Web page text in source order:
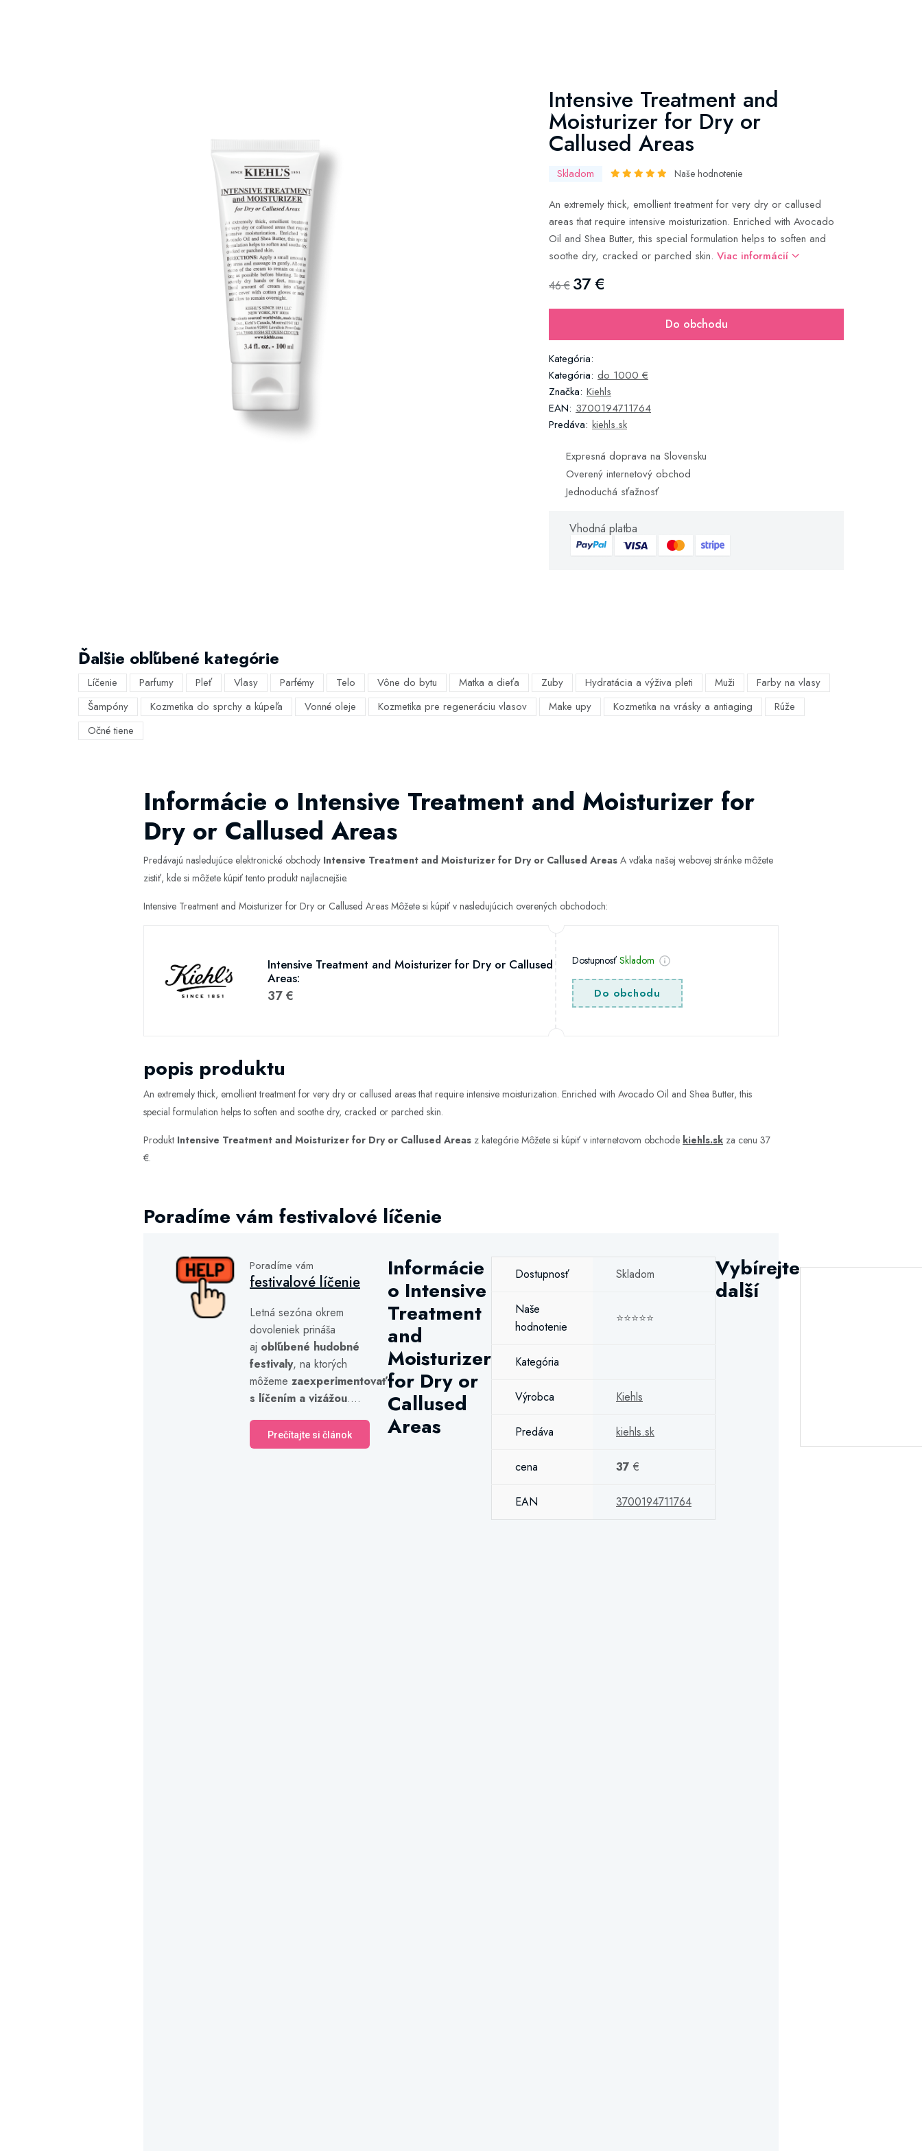
Intensive Treatment and
Moisturizer for Dry or
Callused Areas
Skladom Naše hodnotenie
An extremely thick, emollient treatment for very dry or callused
areas that require intensive moisturization. Enriched with Avocado
Oil and Shea Butter, this special formulation helps to soften and
soothe dry, cracked or parched skin. Viac informácií
46 € 37 €
Do obchodu
Kategória:
Kategória: do 1000 €
Značka: Kiehls
EAN: 3700194711764
Predáva: kiehls.sk
Expresná doprava na Slovensku
Overený internetový obchod
Jednoduchá sťažnosť
Vhodná platba
Ďalšie obľúbené kategórie
Líčenie Parfumy Pleť Vlasy Parfémy Telo Vône do bytu Matka a dieťa Zuby Hydratácia a výživa pleti Muži
Farby na vlasy
Šampóny
Kozmetika do sprchy a kúpeľa Vonné oleje Kozmetika pre regeneráciu vlasov Make upy Kozmetika na vrásky a antiaging
Rúže
Očné tiene
Informácie o Intensive Treatment and Moisturizer for
Dry or Callused Areas
Predávajú nasledujúce elektronické obchody Intensive Treatment and Moisturizer for Dry or Callused Areas A vďaka našej webovej stránke môžete
zistiť, kde si môžete kúpiť tento produkt najlacnejšie.
Intensive Treatment and Moisturizer for Dry or Callused Areas Môžete si kúpiť v nasledujúcich overených obchodoch:
Intensive Treatment and Moisturizer for Dry or Callused
Areas:
37 €
DostupnosťSkladom
Do obchodu
popis produktu
An extremely thick, emollient treatment for very dry or callused areas that require intensive moisturization. Enriched with Avocado Oil and Shea Butter, this
special formulation helps to soften and soothe dry, cracked or parched skin.
Produkt Intensive Treatment and Moisturizer for Dry or Callused Areas z kategórie Môžete si kúpiť v internetovom obchode kiehls.sk za cenu 37
€.
Poradíme vám festivalové líčenie
Poradíme vám
festivalové líčenie
Letná sezóna okrem
dovoleniek prináša
aj obľúbené hudobné
festivaly, na ktorých
môžeme zaexperimentovať
s líčením a vizážou....
Prečítajte si článok
Informácie
o Intensive
Treatment
and
Moisturizer
for Dry or
Callused
Areas
Dostupnosť Skladom
Naše
hodnotenie
⭐⭐⭐⭐⭐
Kategória
Výrobca Kiehls
Predáva kiehls.sk
cena 37 €
EAN 3700194711764
Vybírejte
další